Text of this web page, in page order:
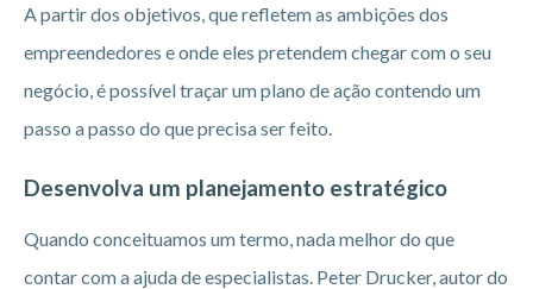
A partir dos objetivos, que refletem as ambições dos
empreendedores e onde eles pretendem chegar com o seu
negócio, é possível traçar um plano de ação contendo um
passo a passo do que precisa ser feito.
Desenvolva um planejamento estratégico
Quando conceituamos um termo, nada melhor do que
contar com a ajuda de especialistas. Peter Drucker, autor do